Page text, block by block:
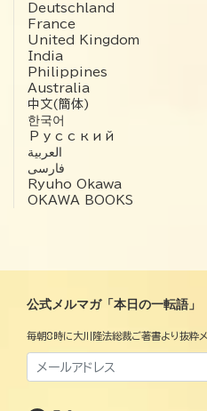
Deutschland
France
United Kingdom
India
Philippines
Australia
中文(簡体)
한국어
Русский
العربية‏
فارسی
Ryuho Okawa
OKAWA BOOKS
公式メルマガ「本日の一転語」
毎朝8時に大川隆法総裁ご著書より抜粋